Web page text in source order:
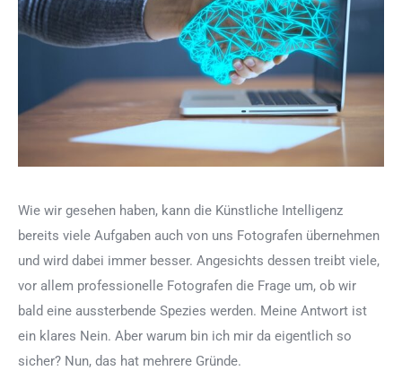
Wie wir gesehen haben, kann die Künstliche Intelligenz
bereits viele Aufgaben auch von uns Fotografen übernehmen
und wird dabei immer besser. Angesichts dessen treibt viele,
vor allem professionelle Fotografen die Frage um, ob wir
bald eine aussterbende Spezies werden. Meine Antwort ist
ein klares Nein. Aber warum bin ich mir da eigentlich so
sicher? Nun, das hat mehrere Gründe.